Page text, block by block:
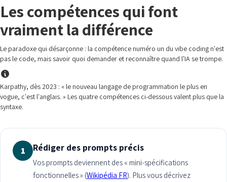
Les compétences qui font
vraiment la différence
Le paradoxe qui désarçonne : la compétence numéro un du vibe coding n'est
pas le code, mais savoir quoi demander et reconnaître quand l'IA se trompe.
Karpathy, dès 2023 : « le nouveau langage de programmation le plus en
vogue, c'est l'anglais. » Les quatre compétences ci-dessous valent plus que la
syntaxe.
1 Rédiger des prompts précis
Vos prompts deviennent des « mini-spécifications
fonctionnelles » (Wikipédia FR). Plus vous décrivez